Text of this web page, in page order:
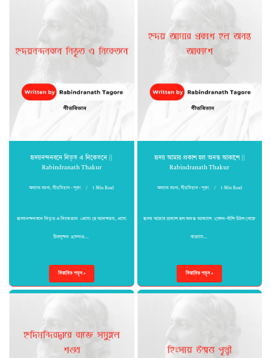
হৃদয়নন্দনবনে নিভৃত এ নিকেতনে ||
Rabindranath Thakur
অন্যান্য রচনা,গীতবিতান - পূজা 1 Min Read
হৃদয়নন্দনবনে নিভৃত এ নিকেতনে ।এসো হে আনন্দময়, এসো
চিরসুন্দর ॥দেখাও…
বিস্তারিত পড়ুন »
হৃদয় আমার প্রকাশ হল অনন্ত আকাশে ||
Rabindranath Thakur
অন্যান্য রচনা , গীতবিতান - পূজা 1 Min Read
হৃদয় আমার প্রকাশ হল অনন্ত আকাশে ।বেদন-বাঁশি উঠল বেজে
বাতাসে…
বিস্তারিত পড়ুন »